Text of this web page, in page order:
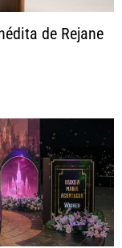
de Rejane